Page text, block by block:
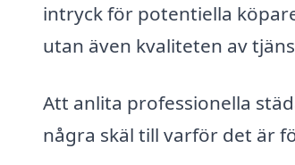
intryck för potentiella
utan även kvaliteten av
Att anlita professionella
några skäl till varför det är